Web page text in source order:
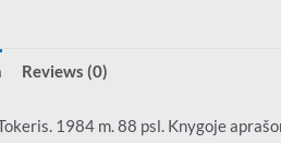
Reviews (0)
1984 m. 88 psl. Knygoje